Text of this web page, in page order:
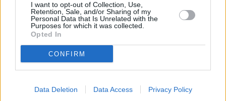
I want to opt-out of Collection, Use,
Retention, Sale, and/or Sharing of my
Personal Data that Is Unrelated with the
Purposes for which it was collected.
Opted In
CONFIRM
Data Deletion Data Access Privacy Policy